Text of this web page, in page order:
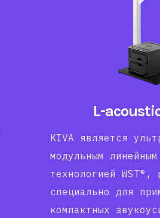
L-
KIVA является
модульным
технологией WST®,
специально для
компактных